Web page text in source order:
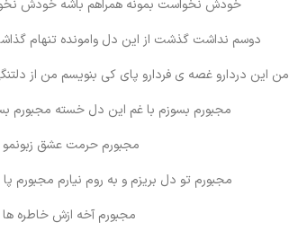
خودش نخواست بمونه همراهم باشه خودش
دوسم نداشت گذشت از این دل وامونده تنهام
من این دردارو غصه ی فردارو پای کی بنویسم من از
مجبورم بسوزم با غم این دل خسته مجبورم
مجبورم حرمت عشق زبونمو
مجبورم تو دل بریزم و به روم نیارم مجبورم
مجبورم آخه ازش خاطره ها